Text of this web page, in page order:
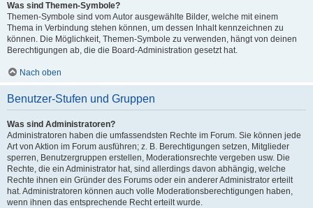
Was sind Themen-Symbole?
Themen-Symbole sind vom Autor ausgewählte Bilder, welche mit einem
Thema in Verbindung stehen können, um dessen Inhalt kennzeichnen zu
können. Die Möglichkeit, Themen-Symbole zu verwenden, hängt von deinen
Berechtigungen ab, die die Board-Administration gesetzt hat.
Nach oben
Benutzer-Stufen und Gruppen
Was sind Administratoren?
Administratoren haben die umfassendsten Rechte im Forum. Sie können jede
Art von Aktion im Forum ausführen; z. B. Berechtigungen setzen, Mitglieder
sperren, Benutzergruppen erstellen, Moderationsrechte vergeben usw. Die
Rechte, die ein Administrator hat, sind allerdings davon abhängig, welche
Rechte ihnen ein Gründer des Forums oder ein anderer Administrator erteilt
hat. Administratoren können auch volle Moderationsberechtigungen haben,
wenn ihnen das entsprechende Recht erteilt wurde.